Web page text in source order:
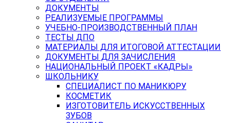
ДОКУМЕНТЫ
РЕАЛИЗУЕМЫЕ ПРОГРАММЫ
УЧЕБНО-ПРОИЗВОДСТВЕННЫЙ ПЛАН
ТЕСТЫ ДПО
МАТЕРИАЛЫ ДЛЯ ИТОГОВОЙ АТТЕСТАЦИИ
ДОКУМЕНТЫ ДЛЯ ЗАЧИСЛЕНИЯ
НАЦИОНАЛЬНЫЙ ПРОЕКТ «КАДРЫ»
ШКОЛЬНИКУ
СПЕЦИАЛИСТ ПО МАНИКЮРУ
КОСМЕТИК
ИЗГОТОВИТЕЛЬ ИСКУССТВЕННЫХ
ЗУБОВ